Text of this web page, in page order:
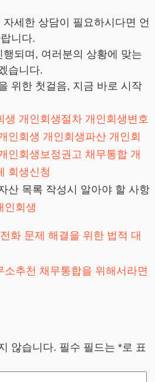
세한 상담이 필요하시다면 언
니다.
되며, 여러분의 상황에 맞는
습니다.
위한 첫걸음, 지금 바로 시작
생 개인회생절차 개인회생변호
인회생 개인회생파산 개인회
인회생보정권고 채무통합 개
회생신청
산 목록 작성시 알아야 할 사항
인회생
화 문제 해결을 위한 법적 대
소추천 채무통합을 위해서라면
않습니다. 필수 필드는 *로 표